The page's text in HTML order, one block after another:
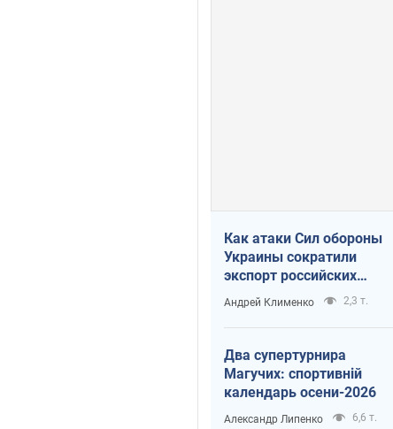
Как атаки Сил обороны
Украины сократили
экспорт российских
нефтепродуктов
Андрей Клименко 2,3 т.
Два супертурнира
Магучих: спортивній
календарь осени-2026
Александр Липенко 6,6 т.